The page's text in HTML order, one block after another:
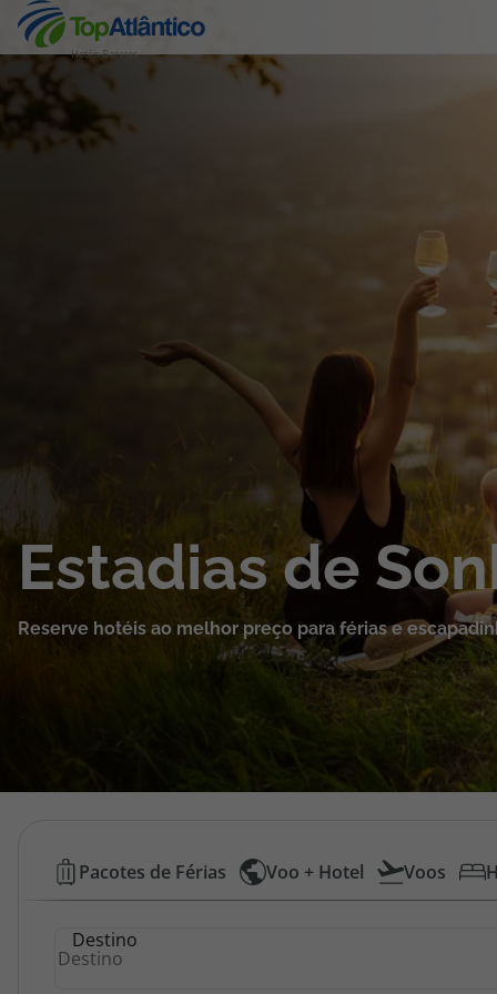
Hotéis Baratos
Destinos
Pacotes de Férias
Cruzeiros
Promoções
Área de Cliente
Estadias de
Reserve hotéis ao melhor preço para férias e
Hotéis
Baratos
Pacotes de Férias Voo + Hotel Voos
Destino